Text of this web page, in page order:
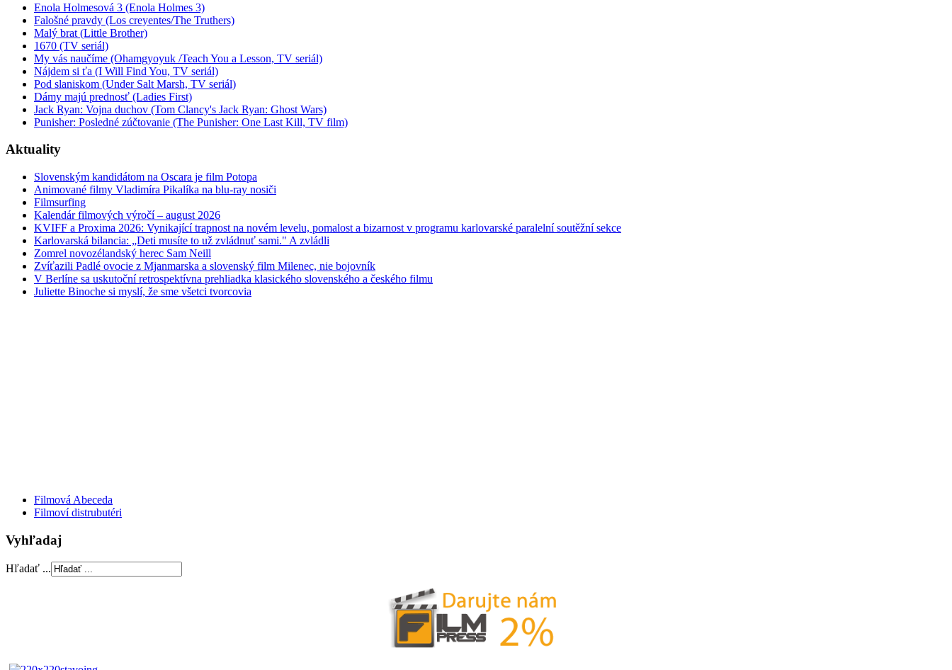
Enola Holmesová 3 (Enola Holmes 3)
Falošné pravdy (Los creyentes/The Truthers)
Malý brat (Little Brother)
1670 (TV seriál)
My vás naučíme (Ohamgyoyuk /Teach You a Lesson, TV seriál)
Nájdem si ťa (I Will Find You, TV seriál)
Pod slaniskom (Under Salt Marsh, TV seriál)
Dámy majú prednosť (Ladies First)
Jack Ryan: Vojna duchov (Tom Clancy's Jack Ryan: Ghost Wars)
Punisher: Posledné zúčtovanie (The Punisher: One Last Kill, TV film)
Aktuality
Slovenským kandidátom na Oscara je film Potopa
Animované filmy Vladimíra Pikalíka na blu-ray nosiči
Filmsurfing
Kalendár filmových výročí – august 2026
KVIFF a Proxima 2026: Vynikající trapnost na novém levelu, pomalost a bizarnost v programu karlovarské paralelní soutěžní sekce
Karlovarská bilancia: „Deti musíte to už zvládnuť sami." A zvládli
Zomrel novozélandský herec Sam Neill
Zvíťazili Padlé ovocie z Mjanmarska a slovenský film Milenec, nie bojovník
V Berlíne sa uskutoční retrospektívna prehliadka klasického slovenského a českého filmu
Juliette Binoche si myslí, že sme všetci tvorcovia
Filmová Abeceda
Filmoví distrubutéri
Vyhľadaj
Hľadať ...